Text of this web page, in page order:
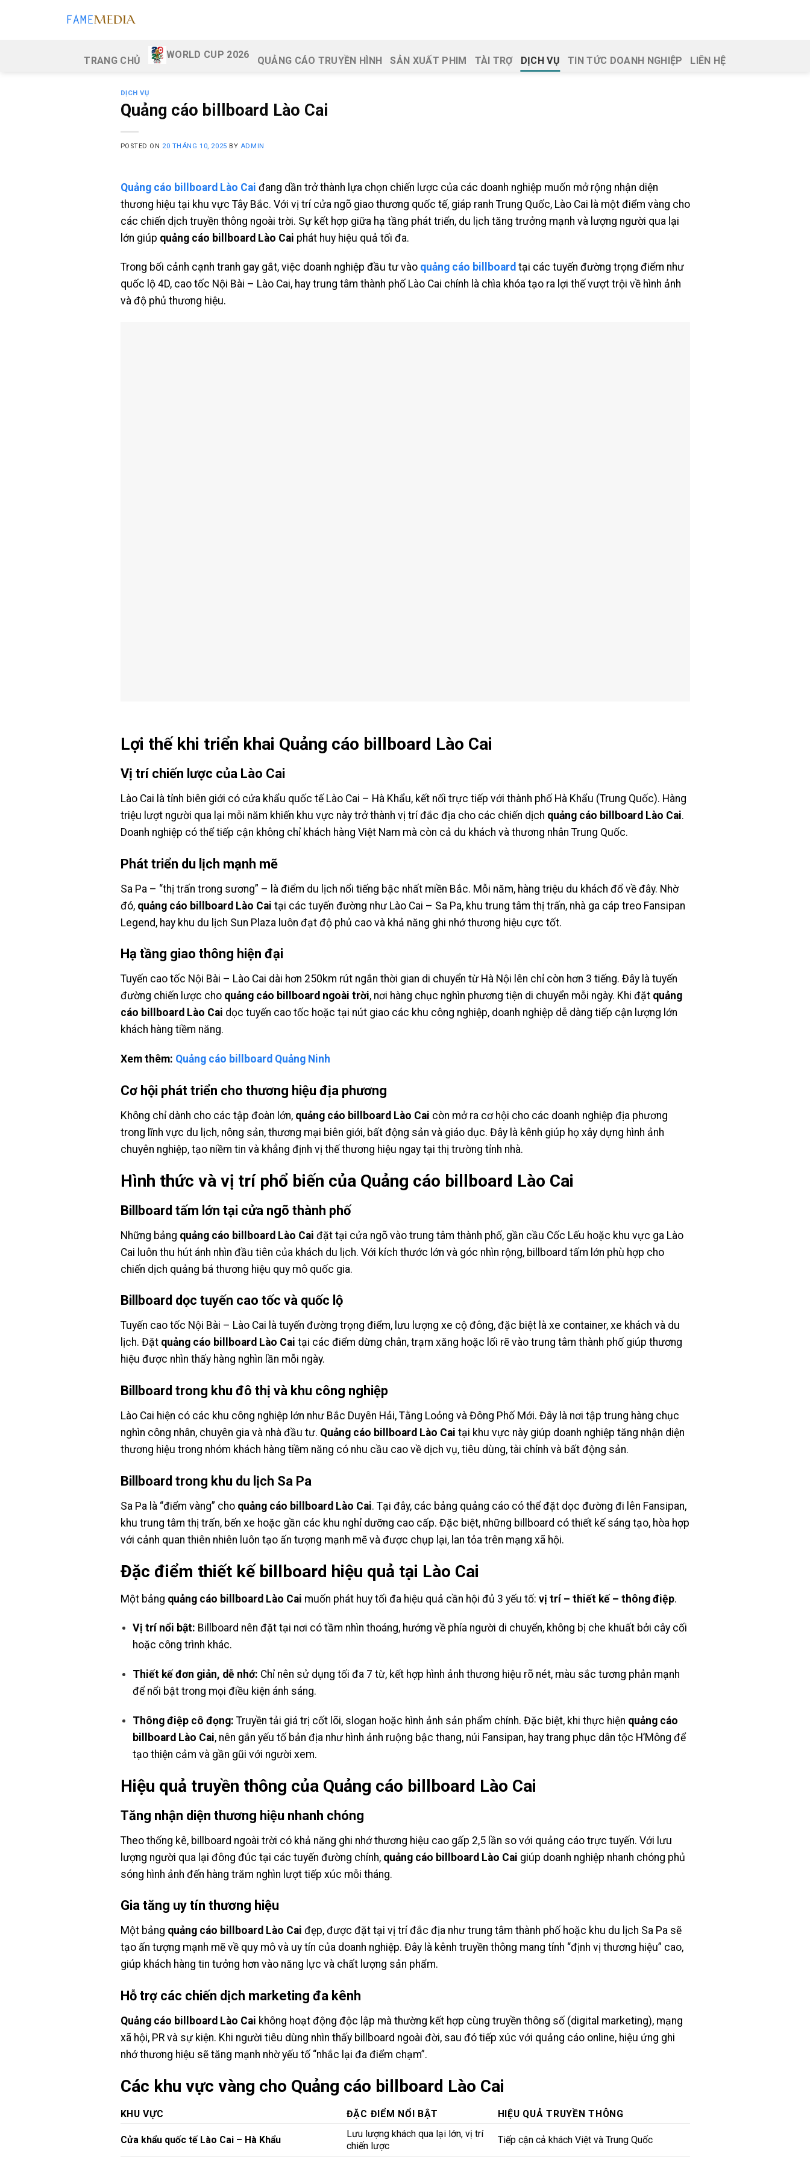
TRANG CHỦ
WORLD CUP 2026
QUẢNG CÁO TRUYỀN HÌNH SẢN XUẤT PHIM TÀI TRỢ DỊCH VỤ TIN TỨC DOANH NGHIỆP LIÊN HỆ
DỊCH VỤ
Quảng cáo billboard Lào Cai
POSTED ON 20 THÁNG 10, 2025 BY ADMIN
Quảng cáo billboard Lào Cai đang dần trở thành lựa chọn chiến lược của các doanh nghiệp muốn mở rộng nhận diện
thương hiệu tại khu vực Tây Bắc. Với vị trí cửa ngõ giao thương quốc tế, giáp ranh Trung Quốc, Lào Cai là một điểm vàng cho
các chiến dịch truyền thông ngoài trời. Sự kết hợp giữa hạ tầng phát triển, du lịch tăng trưởng mạnh và lượng người qua lại
lớn giúp quảng cáo billboard Lào Cai phát huy hiệu quả tối đa.
Trong bối cảnh cạnh tranh gay gắt, việc doanh nghiệp đầu tư vào quảng cáo billboard tại các tuyến đường trọng điểm như
quốc lộ 4D, cao tốc Nội Bài – Lào Cai, hay trung tâm thành phố Lào Cai chính là chìa khóa tạo ra lợi thế vượt trội về hình ảnh
và độ phủ thương hiệu.
Lợi thế khi triển khai Quảng cáo billboard Lào Cai
Vị trí chiến lược của Lào Cai
Lào Cai là tỉnh biên giới có cửa khẩu quốc tế Lào Cai – Hà Khẩu, kết nối trực tiếp với thành phố Hà Khẩu (Trung Quốc). Hàng
triệu lượt người qua lại mỗi năm khiến khu vực này trở thành vị trí đắc địa cho các chiến dịch quảng cáo billboard Lào Cai.
Doanh nghiệp có thể tiếp cận không chỉ khách hàng Việt Nam mà còn cả du khách và thương nhân Trung Quốc.
Phát triển du lịch mạnh mẽ
Sa Pa – “thị trấn trong sương” – là điểm du lịch nổi tiếng bậc nhất miền Bắc. Mỗi năm, hàng triệu du khách đổ về đây. Nhờ
đó, quảng cáo billboard Lào Cai tại các tuyến đường như Lào Cai – Sa Pa, khu trung tâm thị trấn, nhà ga cáp treo Fansipan
Legend, hay khu du lịch Sun Plaza luôn đạt độ phủ cao và khả năng ghi nhớ thương hiệu cực tốt.
Hạ tầng giao thông hiện đại
Tuyến cao tốc Nội Bài – Lào Cai dài hơn 250km rút ngắn thời gian di chuyển từ Hà Nội lên chỉ còn hơn 3 tiếng. Đây là tuyến
đường chiến lược cho quảng cáo billboard ngoài trời, nơi hàng chục nghìn phương tiện di chuyển mỗi ngày. Khi đặt quảng
cáo billboard Lào Cai dọc tuyến cao tốc hoặc tại nút giao các khu công nghiệp, doanh nghiệp dễ dàng tiếp cận lượng lớn
khách hàng tiềm năng.
Xem thêm: Quảng cáo billboard Quảng Ninh
Cơ hội phát triển cho thương hiệu địa phương
Không chỉ dành cho các tập đoàn lớn, quảng cáo billboard Lào Cai còn mở ra cơ hội cho các doanh nghiệp địa phương
trong lĩnh vực du lịch, nông sản, thương mại biên giới, bất động sản và giáo dục. Đây là kênh giúp họ xây dựng hình ảnh
chuyên nghiệp, tạo niềm tin và khẳng định vị thế thương hiệu ngay tại thị trường tỉnh nhà.
Hình thức và vị trí phổ biến của Quảng cáo billboard Lào Cai
Billboard tấm lớn tại cửa ngõ thành phố
Những bảng quảng cáo billboard Lào Cai đặt tại cửa ngõ vào trung tâm thành phố, gần cầu Cốc Lếu hoặc khu vực ga Lào
Cai luôn thu hút ánh nhìn đầu tiên của khách du lịch. Với kích thước lớn và góc nhìn rộng, billboard tấm lớn phù hợp cho
chiến dịch quảng bá thương hiệu quy mô quốc gia.
Billboard dọc tuyến cao tốc và quốc lộ
Tuyến cao tốc Nội Bài – Lào Cai là tuyến đường trọng điểm, lưu lượng xe cộ đông, đặc biệt là xe container, xe khách và du
lịch. Đặt quảng cáo billboard Lào Cai tại các điểm dừng chân, trạm xăng hoặc lối rẽ vào trung tâm thành phố giúp thương
hiệu được nhìn thấy hàng nghìn lần mỗi ngày.
Billboard trong khu đô thị và khu công nghiệp
Lào Cai hiện có các khu công nghiệp lớn như Bắc Duyên Hải, Tằng Loỏng và Đông Phố Mới. Đây là nơi tập trung hàng chục
nghìn công nhân, chuyên gia và nhà đầu tư. Quảng cáo billboard Lào Cai tại khu vực này giúp doanh nghiệp tăng nhận diện
thương hiệu trong nhóm khách hàng tiềm năng có nhu cầu cao về dịch vụ, tiêu dùng, tài chính và bất động sản.
Billboard trong khu du lịch Sa Pa
Sa Pa là “điểm vàng” cho quảng cáo billboard Lào Cai. Tại đây, các bảng quảng cáo có thể đặt dọc đường đi lên Fansipan,
khu trung tâm thị trấn, bến xe hoặc gần các khu nghỉ dưỡng cao cấp. Đặc biệt, những billboard có thiết kế sáng tạo, hòa hợp
với cảnh quan thiên nhiên luôn tạo ấn tượng mạnh mẽ và được chụp lại, lan tỏa trên mạng xã hội.
Đặc điểm thiết kế billboard hiệu quả tại Lào Cai
Một bảng quảng cáo billboard Lào Cai muốn phát huy tối đa hiệu quả cần hội đủ 3 yếu tố: vị trí – thiết kế – thông điệp.
Vị trí nổi bật: Billboard nên đặt tại nơi có tầm nhìn thoáng, hướng về phía người di chuyển, không bị che khuất bởi cây cối
hoặc công trình khác.
Thiết kế đơn giản, dễ nhớ: Chỉ nên sử dụng tối đa 7 từ, kết hợp hình ảnh thương hiệu rõ nét, màu sắc tương phản mạnh
để nổi bật trong mọi điều kiện ánh sáng.
Thông điệp cô đọng: Truyền tải giá trị cốt lõi, slogan hoặc hình ảnh sản phẩm chính. Đặc biệt, khi thực hiện quảng cáo
billboard Lào Cai, nên gắn yếu tố bản địa như hình ảnh ruộng bậc thang, núi Fansipan, hay trang phục dân tộc H’Mông để
tạo thiện cảm và gần gũi với người xem.
Hiệu quả truyền thông của Quảng cáo billboard Lào Cai
Tăng nhận diện thương hiệu nhanh chóng
Theo thống kê, billboard ngoài trời có khả năng ghi nhớ thương hiệu cao gấp 2,5 lần so với quảng cáo trực tuyến. Với lưu
lượng người qua lại đông đúc tại các tuyến đường chính, quảng cáo billboard Lào Cai giúp doanh nghiệp nhanh chóng phủ
sóng hình ảnh đến hàng trăm nghìn lượt tiếp xúc mỗi tháng.
Gia tăng uy tín thương hiệu
Một bảng quảng cáo billboard Lào Cai đẹp, được đặt tại vị trí đắc địa như trung tâm thành phố hoặc khu du lịch Sa Pa sẽ
tạo ấn tượng mạnh mẽ về quy mô và uy tín của doanh nghiệp. Đây là kênh truyền thông mang tính “định vị thương hiệu” cao,
giúp khách hàng tin tưởng hơn vào năng lực và chất lượng sản phẩm.
Hỗ trợ các chiến dịch marketing đa kênh
Quảng cáo billboard Lào Cai không hoạt động độc lập mà thường kết hợp cùng truyền thông số (digital marketing), mạng
xã hội, PR và sự kiện. Khi người tiêu dùng nhìn thấy billboard ngoài đời, sau đó tiếp xúc với quảng cáo online, hiệu ứng ghi
nhớ thương hiệu sẽ tăng mạnh nhờ yếu tố “nhắc lại đa điểm chạm”.
Các khu vực vàng cho Quảng cáo billboard Lào Cai
KHU VỰC ĐẶC ĐIỂM NỔI BẬT HIỆU QUẢ TRUYỀN THÔNG
Cửa khẩu quốc tế Lào Cai – Hà Khẩu
Lưu lượng khách qua lại lớn, vị trí
chiến lược
Tiếp cận cả khách Việt và Trung Quốc